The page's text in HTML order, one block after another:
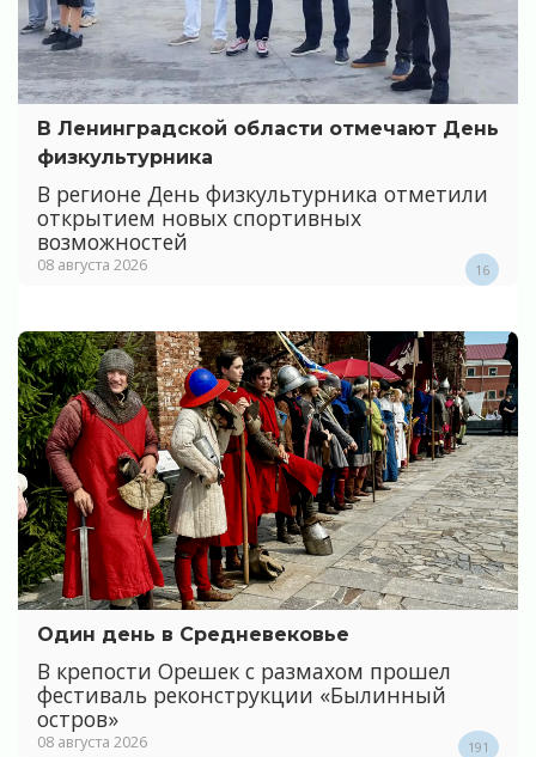
В Ленинградской области отмечают День
физкультурника
В регионе День физкультурника отметили
открытием новых спортивных
возможностей
08 августа 2026 16
Один день в Средневековье
В крепости Орешек с размахом прошел
фестиваль реконструкции «Былинный
остров»
08 августа 2026 191